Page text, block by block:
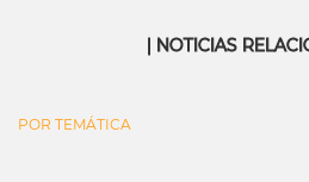
| NOTICIAS
POR TEMÁTICA